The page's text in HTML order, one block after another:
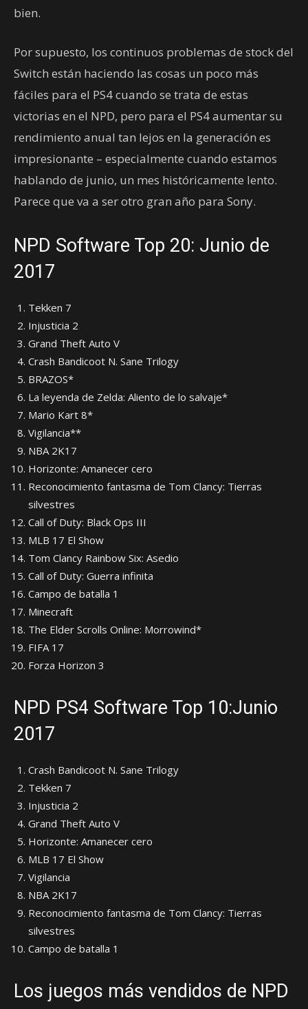
bien.
Por supuesto, los continuos problemas de stock del
Switch están haciendo las cosas un poco más
fáciles para el PS4 cuando se trata de estas
victorias en el NPD, pero para el PS4 aumentar su
rendimiento anual tan lejos en la generación es
impresionante – especialmente cuando estamos
hablando de junio, un mes históricamente lento.
Parece que va a ser otro gran año para Sony.
NPD Software Top 20: Junio de
2017
Tekken 7
Injusticia 2
Grand Theft Auto V
Crash Bandicoot N. Sane Trilogy
BRAZOS*
La leyenda de Zelda: Aliento de lo salvaje*
Mario Kart 8*
Vigilancia**
NBA 2K17
Horizonte: Amanecer cero
Reconocimiento fantasma de Tom Clancy: Tierras
silvestres
Call of Duty: Black Ops III
MLB 17 El Show
Tom Clancy Rainbow Six: Asedio
Call of Duty: Guerra infinita
Campo de batalla 1
Minecraft
The Elder Scrolls Online: Morrowind*
FIFA 17
Forza Horizon 3
NPD PS4 Software Top 10:Junio
2017
Crash Bandicoot N. Sane Trilogy
Tekken 7
Injusticia 2
Grand Theft Auto V
Horizonte: Amanecer cero
MLB 17 El Show
Vigilancia
NBA 2K17
Reconocimiento fantasma de Tom Clancy: Tierras
silvestres
Campo de batalla 1
Los juegos más vendidos de NPD